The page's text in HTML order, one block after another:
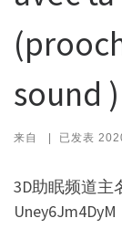
sound )
来自 | 已发表
3D助眠频道主
Uney6Jm4DyM